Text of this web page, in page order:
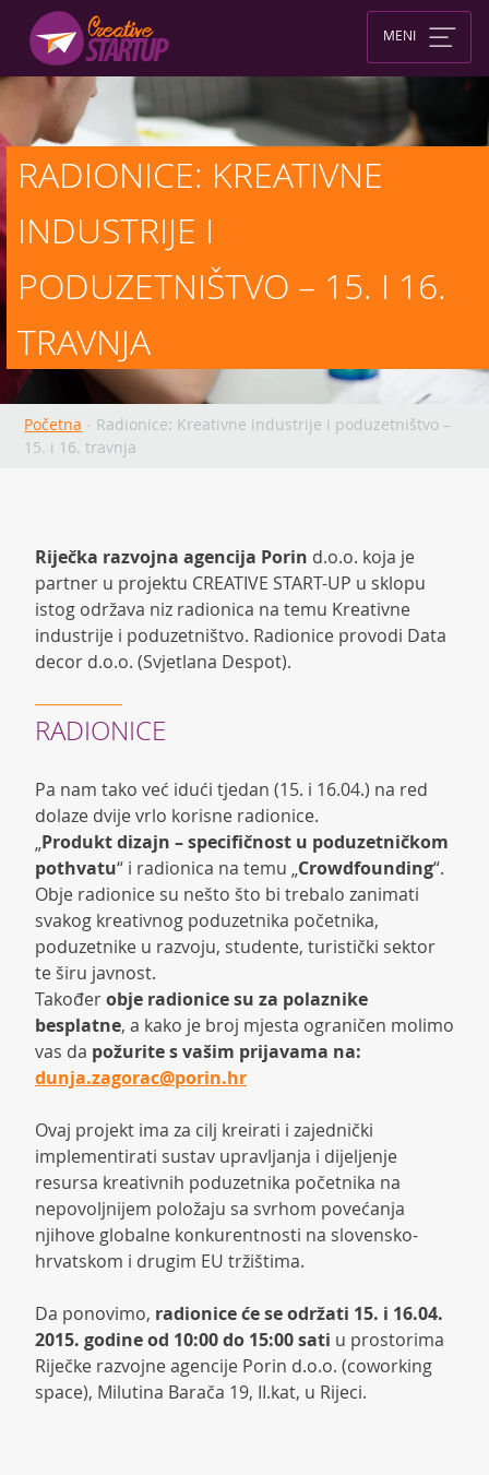
content
MENI
RADIONICE: KREATIVNE
INDUSTRIJE I
PODUZETNIŠTVO – 15. I 16.
TRAVNJA
Početna · Radionice: Kreativne industrije i poduzetništvo –
15. i 16. travnja
Riječka razvojna agencija Porin d.o.o. koja je
partner u projektu CREATIVE START-UP u sklopu
istog održava niz radionica na temu Kreativne
industrije i poduzetništvo. Radionice provodi Data
decor d.o.o. (Svjetlana Despot).
RADIONICE
Pa nam tako već idući tjedan (15. i 16.04.) na red
dolaze dvije vrlo korisne radionice.
„Produkt dizajn – specifičnost u poduzetničkom
pothvatu“ i radionica na temu „Crowdfounding“.
Obje radionice su nešto što bi trebalo zanimati
svakog kreativnog poduzetnika početnika,
poduzetnike u razvoju, studente, turistički sektor
te širu javnost.
Takođerobje radionice su za polaznike
besplatne, a kako je broj mjesta ograničen molimo
vas da požurite s vašim prijavama na:
dunja.zagorac@porin.hr
Ovaj projekt ima za cilj kreirati i zajednički
implementirati sustav upravljanja i dijeljenje
resursa kreativnih poduzetnika početnika na
nepovoljnijem položaju sa svrhom povećanja
njihove globalne konkurentnosti na slovensko-
hrvatskom i drugim EU tržištima.
Da ponovimo, radionice će se održati 15. i 16.04.
2015. godine od 10:00 do 15:00 sati u prostorima
Riječke razvojne agencije Porin d.o.o. (coworking
space), Milutina Barača 19, II.kat, u Rijeci.